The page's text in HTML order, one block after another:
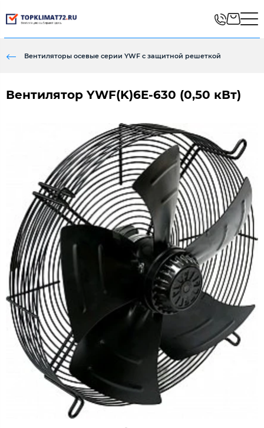
Вентиляторы осевые серии YWF с защитной решеткой
Вентилятор YWF(K)6E-630 (0,50 кВт)